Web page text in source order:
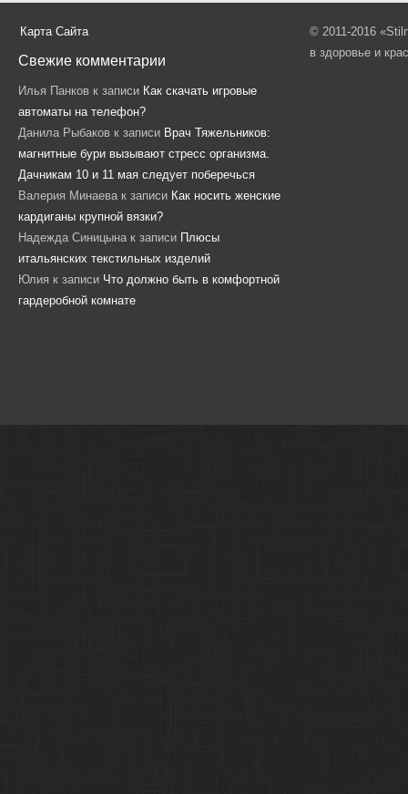
Карта Сайта
Свежие комментарии
Илья Панков к записи Как скачать игровые
автоматы на телефон?
Данила Рыбаков к записи Врач Тяжельников:
магнитные бури вызывают стресс организма.
Дачникам 10 и 11 мая следует поберечься
Валерия Минаева к записи Как носить женские
кардиганы крупной вязки?
Надежда Синицына к записи Плюсы
итальянских текстильных изделий
Юлия к записи Что должно быть в комфортной
гардеробной комнате
© 2011-2016
в здоровье и